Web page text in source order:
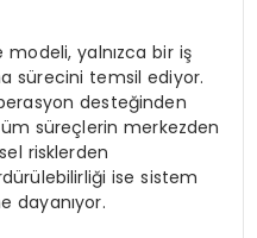
modeli, yalnızca bir iş
sürecini temsil ediyor.
desteğinden
süreçlerin merkezden
risklerden
ise sistem
dayanıyor.